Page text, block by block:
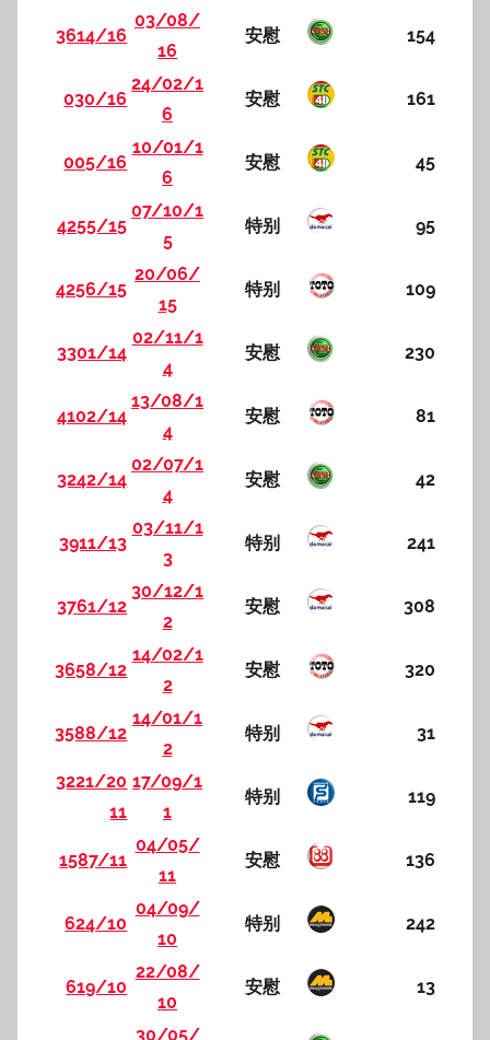
3614/16
03/08/
16
安慰 154
030/16
24/02/1
6
安慰 161
005/16
10/01/1
6
安慰 45
4255/15
07/10/1
5
特别 95
4256/15
20/06/
15
特别 109
3301/14
02/11/1
4
安慰 230
4102/14
13/08/1
4
安慰 81
3242/14
02/07/1
4
安慰 42
3911/13
03/11/1
3
特别 241
3761/12
30/12/1
2
安慰 308
3658/12
14/02/1
2
安慰 320
3588/12
14/01/1
2
特别 31
3221/20
11
17/09/1
1
特别 119
1587/11
04/05/
11
安慰 136
624/10
04/09/
10
特别 242
619/10
22/08/
10
安慰 13
30/05/